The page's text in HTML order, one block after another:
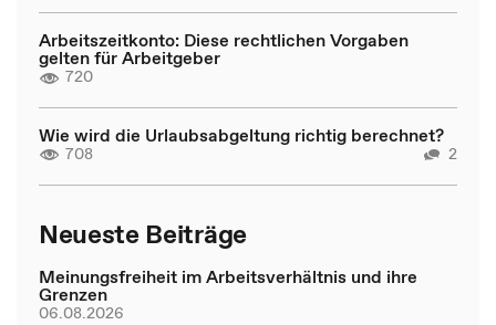
Arbeitszeitkonto: Diese rechtlichen Vorgaben
gelten für Arbeitgeber
720
Wie wird die Urlaubsabgeltung richtig berechnet?
708 2
Neueste Beiträge
Meinungsfreiheit im Arbeitsverhältnis und ihre
Grenzen
06.08.2026